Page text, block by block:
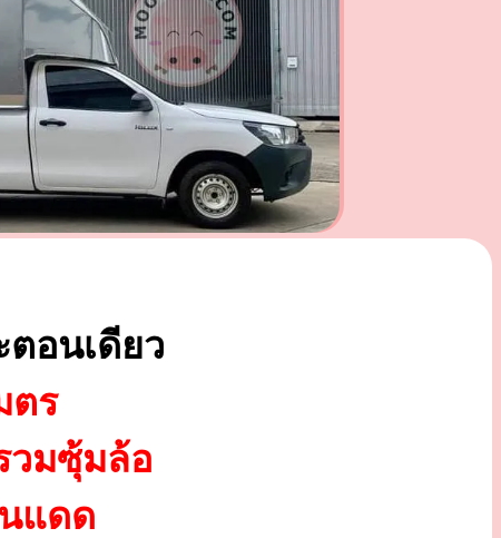
ตอนเดียว
ตร
วมซุ้มล้อ
แดด